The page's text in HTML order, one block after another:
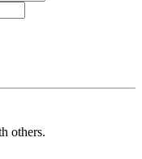
others.